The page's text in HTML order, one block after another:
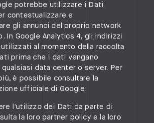
potrebbe utilizzare i Dati
contestualizzare e
gli annunci del proprio network
In Google Analytics 4, gli indirizzi
al momento della raccolta
prima che i dati vengano
data center o server. Per
è possibile consultare la
ufficiale di Google.
l'utilizzo dei Dati da parte di
la loro partner policy e la loro